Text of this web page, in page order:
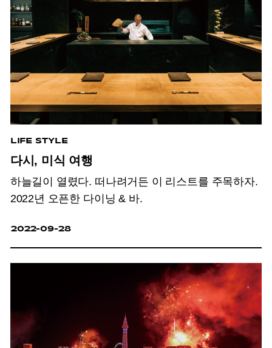
LIFE STYLE
다시, 미식 여행
하늘길이 열렸다. 떠나려거든 이 리스트를 주목하자.
2022년 오픈한 다이닝 & 바.
2022-09-28